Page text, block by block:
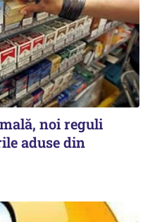
noi reguli
aduse din